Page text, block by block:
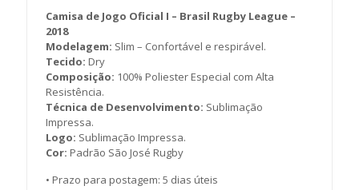
Camisa de Jogo Oficial I – Brasil Rugby League –
2018
Modelagem: Slim – Confortável e respirável.
Tecido: Dry
Composição: 100% Poliester Especial com Alta
Resistência.
Técnica de Desenvolvimento: Sublimação
Impressa.
Logo: Sublimação Impressa.
Cor: Padrão São José Rugby
• Prazo para postagem:5 dias úteis